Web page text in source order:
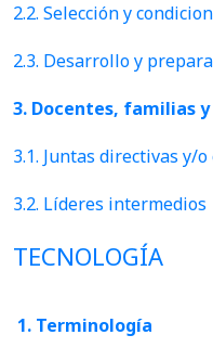
2.2. Selección y
2.3. Desarrollo y
3. Docentes, familias
3.1. Juntas directivas y/
3.2. Líderes intermedios
TECNOLOGÍA
1. Terminología